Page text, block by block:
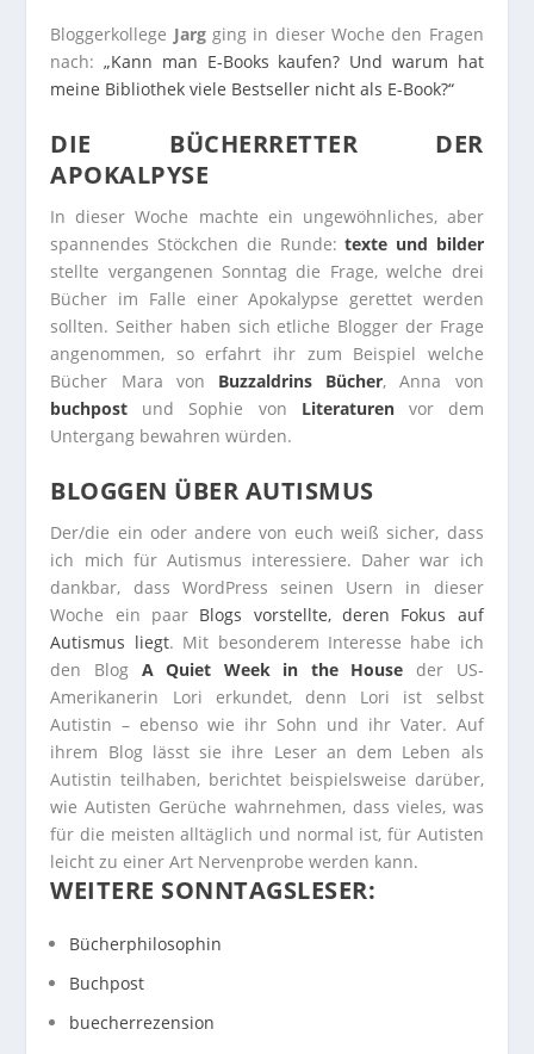
Bloggerkollege Jargging in dieser Woche den Fragen
nach:„Kann man E-Books kaufen? Und warum hat
meine Bibliothek viele Bestseller nicht als E-Book?“
DIE BÜCHERRETTER DER
APOKALPYSE
In dieser Woche machte ein ungewöhnliches, aber
spannendes Stöckchen die Runde:texte und bilder
stellte vergangenen Sonntag die Frage, welche drei
Bücher im Falle einer Apokalypse gerettet werden
sollten. Seither haben sich etliche Blogger der Frage
angenommen, so erfahrt ihr zum Beispiel welche
Bücher Mara von Buzzaldrins Bücher, Anna von
buchpost und Sophie von Literaturenvor dem
Untergang bewahren würden.
BLOGGEN ÜBER AUTISMUS
Der/die ein oder andere von euch weiß sicher, dass
ich mich für Autismus interessiere. Daher war ich
dankbar, dass WordPress seinen Usern in dieser
Woche ein paar Blogs vorstellte, deren Fokus auf
Autismus liegt. Mit besonderem Interesse habe ich
den Blog A Quiet Week in the House der US-
Amerikanerin Lori erkundet, denn Lori ist selbst
Autistin – ebenso wie ihr Sohn und ihr Vater. Auf
ihrem Blog lässt sie ihre Leser an dem Leben als
Autistin teilhaben, berichtet beispielsweise darüber,
wie Autisten Gerüche wahrnehmen, dass vieles, was
für die meisten alltäglich und normal ist, für Autisten
leicht zu einer Art Nervenprobe werden kann.
WEITERE SONNTAGSLESER:
Bücherphilosophin
Buchpost
buecherrezension